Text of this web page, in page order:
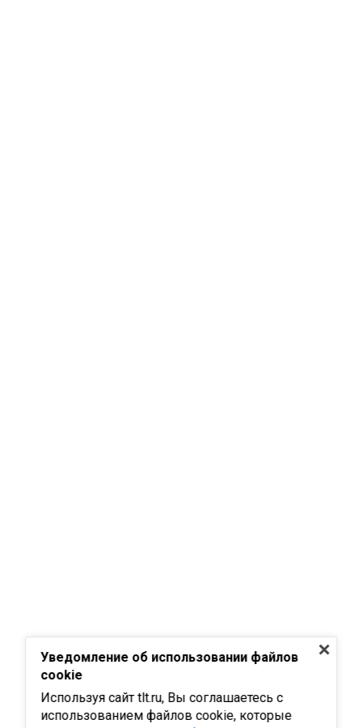
Уведомление об использовании файлов
cookie
Используя сайт tlt.ru, Вы соглашаетесь с
использованием файлов cookie, которые